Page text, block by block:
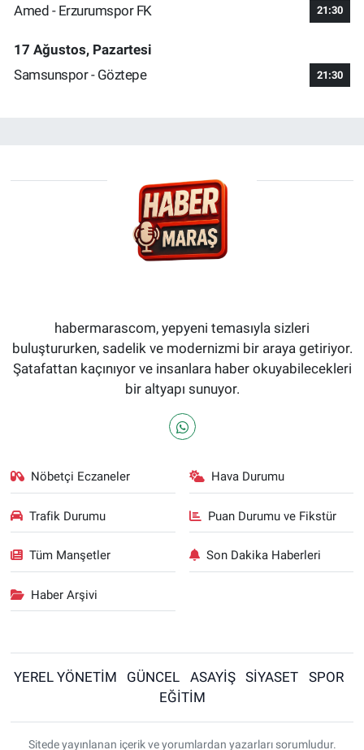
Amed - Erzurumspor FK 21:30
17 Ağustos, Pazartesi
Samsunspor - Göztepe
21:30
habermarascom, yepyeni temasıyla sizleri
buluştururken, sadelik ve modernizmi bir araya getiriyor.
Şatafattan kaçınıyor ve insanlara haber okuyabilecekleri
bir altyapı sunuyor.
Nöbetçi Eczaneler Hava Durumu
Trafik Durumu Puan Durumu ve Fikstür
Tüm Manşetler Son Dakika Haberleri
Haber Arşivi
YEREL YÖNETİM GÜNCEL ASAYİŞ SİYASET
SPOR
EĞİTİM
Sitede yayınlanan içerik ve yorumlardan yazarları sorumludur.